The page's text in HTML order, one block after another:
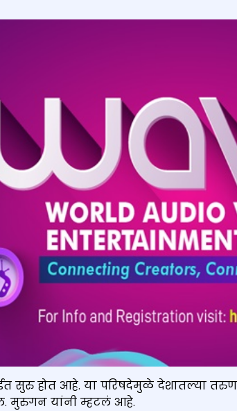
सुरु होत आहे. या परिषदेमुळे देशातल्या
मुरुगन यांनी म्हटलं आहे.